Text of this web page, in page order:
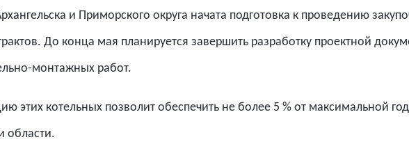
и Приморского округа начата подготовка к проведению
До конца мая планируется завершить разработку проектной
монтажных работ.
этих котельных позволит обеспечить не более 5 % от максимальной
области.